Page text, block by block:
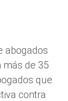
abogados
más de 35
que
contra